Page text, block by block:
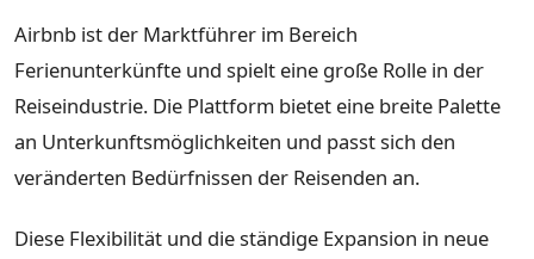
Airbnb ist der Marktführer im Bereich
Ferienunterkünfte und spielt eine große Rolle in der
Reiseindustrie. Die Plattform bietet eine breite Palette
an Unterkunftsmöglichkeiten und passt sich den
veränderten Bedürfnissen der Reisenden an.
Diese Flexibilität und die ständige Expansion in neue